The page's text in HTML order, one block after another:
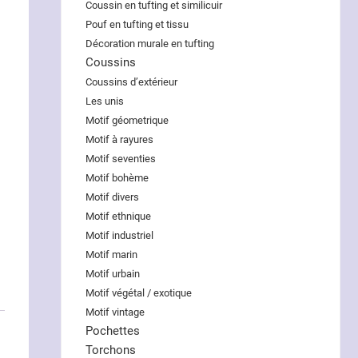
Coussin en tufting et similicuir
Pouf en tufting et tissu
Décoration murale en tufting
Coussins
Coussins d’extérieur
Les unis
Motif géometrique
Motif à rayures
Motif seventies
Motif bohème
Motif divers
Motif ethnique
Motif industriel
Motif marin
Motif urbain
Motif végétal / exotique
Motif vintage
Pochettes
Torchons